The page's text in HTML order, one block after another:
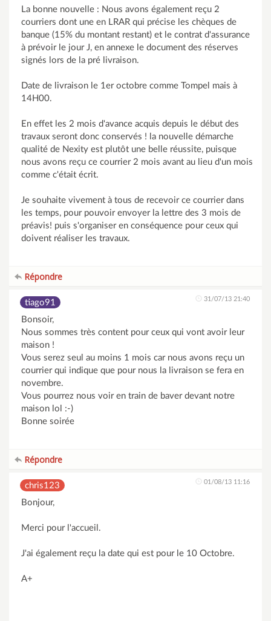
La bonne nouvelle : Nous avons également reçu 2
courriers dont une en LRAR qui précise les chèques de
banque (15% du montant restant) et le contrat d'assurance
à prévoir le jour J, en annexe le document des réserves
signés lors de la pré livraison.
Date de livraison le 1er octobre comme Tompel mais à
14H00.
En effet les 2 mois d'avance acquis depuis le début des
travaux seront donc conservés ! la nouvelle démarche
qualité de Nexity est plutôt une belle réussite, puisque
nous avons reçu ce courrier 2 mois avant au lieu d'un mois
comme c'était écrit.
Je souhaite vivement à tous de recevoir ce courrier dans
les temps, pour pouvoir envoyer la lettre des 3 mois de
préavis! puis s'organiser en conséquence pour ceux qui
doivent réaliser les travaux.
Répondre
tiago91 31/07/13 21:40
Bonsoir,
Nous sommes très content pour ceux qui vont avoir leur
maison !
Vous serez seul au moins 1 mois car nous avons reçu un
courrier qui indique que pour nous la livraison se fera en
novembre.
Vous pourrez nous voir en train de baver devant notre
maison lol :-)
Bonne soirée
Répondre
chris123 01/08/13 11:16
Bonjour,
Merci pour l'accueil.
J'ai également reçu la date qui est pour le 10 Octobre.
A+